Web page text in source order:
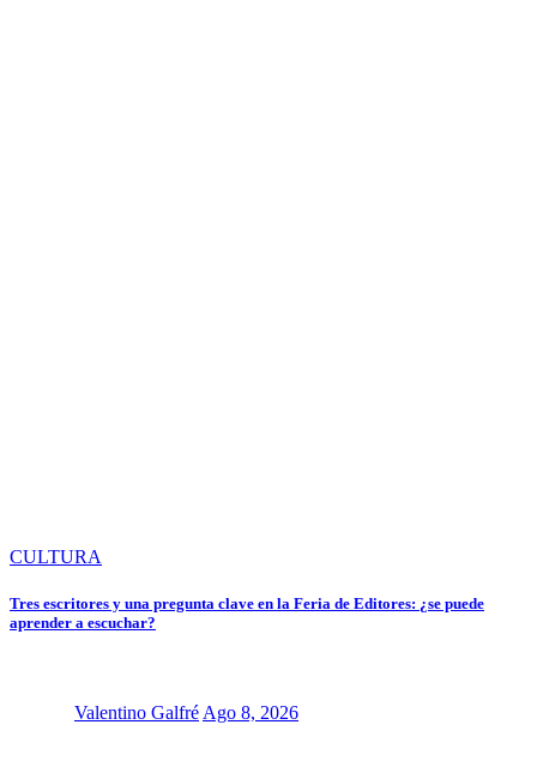
CULTURA
Tres escritores y una pregunta clave en la Feria de Editores: ¿se puede
aprender a escuchar?
Valentino Galfré Ago 8, 2026